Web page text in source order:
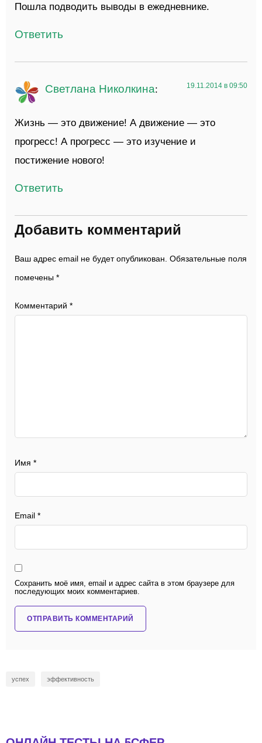
Пошла подводить выводы в ежедневнике.
Ответить
Светлана Николкина: 19.11.2014 в 09:50
Жизнь — это движение! А движение — это
прогресс! А прогресс — это изучение и
постижение нового!
Ответить
Добавить комментарий
Ваш адрес email не будет опубликован. Обязательные поля
помечены *
Комментарий *
Имя *
Email *
Сохранить моё имя, email и адрес сайта в этом браузере для
последующих моих комментариев.
успех эффективность